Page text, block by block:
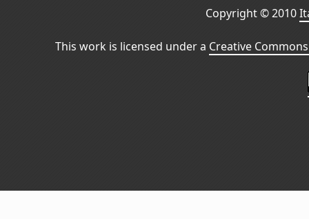
Copyright © 2010
This work is licensed under a Creative